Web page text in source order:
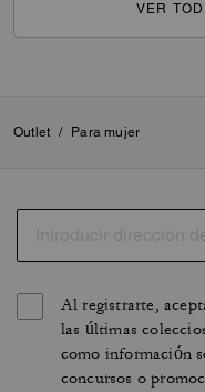
VER
Outlet / Para mujer
Al registrarte,
las últimas
como información
concursos o